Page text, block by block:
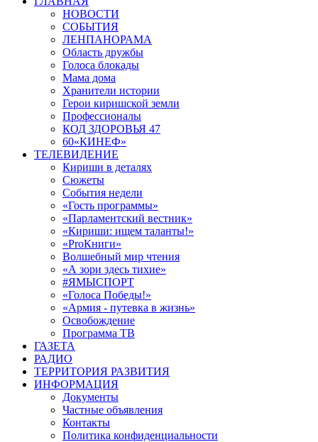
НОВОСТИ
СОБЫТИЯ
ЛЕНПАНОРАМА
Область дружбы
Голоса блокады
Мама дома
Хранители истории
Герои киришской земли
Профессионалы
КОД ЗДОРОВЬЯ 47
60«КИНЕФ»
ТЕЛЕВИДЕНИЕ
Кириши в деталях
Сюжеты
События недели
«Гость программы»
«Парламентский вестник»
«Кириши: ищем таланты!»
«ProКниги»
Волшебный мир чтения
«А зори здесь тихие»
#ЯМЫСПОРТ
«Голоса Победы!»
«Армия - путевка в жизнь»
Освобождение
Программа ТВ
ГАЗЕТА
РАДИО
ТЕРРИТОРИЯ РАЗВИТИЯ
ИНФОРМАЦИЯ
Документы
Частные объявления
Контакты
Политика конфиденциальности